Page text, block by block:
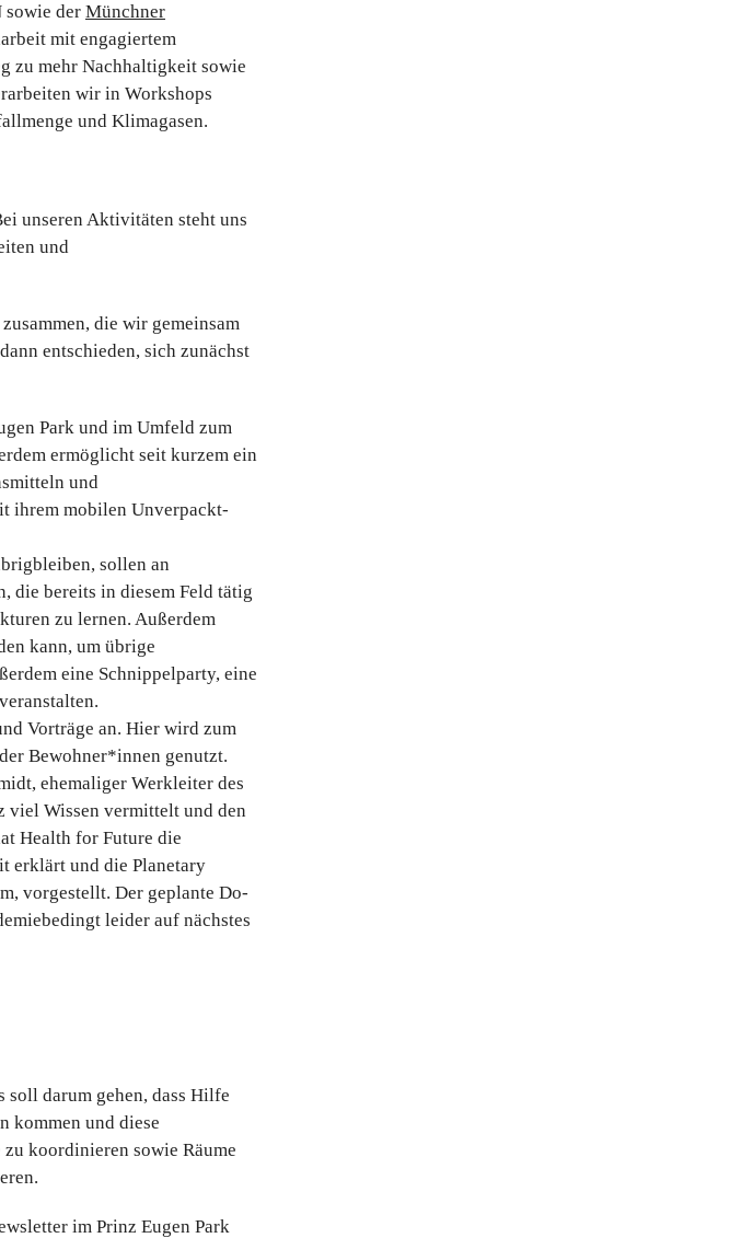
der Münchner
mit engagiertem
zu mehr Nachhaltigkeit sowie
wir in Workshops
und Klimagasen.
unseren Aktivitäten steht uns
und
die wir gemeinsam
entschieden, sich zunächst
Park und im Umfeld zum
ermöglicht seit kurzem ein
und
ihrem mobilen Unverpackt-
sollen an
die bereits in diesem Feld tätig
zu lernen. Außerdem
kann, um übrige
eine Schnippelparty, eine
Vorträge an. Hier wird zum
Bewohner*innen genutzt.
ehemaliger Werkleiter des
viel Wissen vermittelt und den
Health for Future die
erklärt und die Planetary
vorgestellt. Der geplante Do-
leider auf nächstes
soll darum gehen, dass Hilfe
kommen und diese
koordinieren sowie Räume
im Prinz Eugen Park